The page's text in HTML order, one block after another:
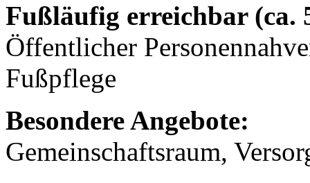
Fußläufig erreichbar (ca.
Öffentlicher
Fußpflege
Besondere Angebote:
Gemeinschaftsraum,